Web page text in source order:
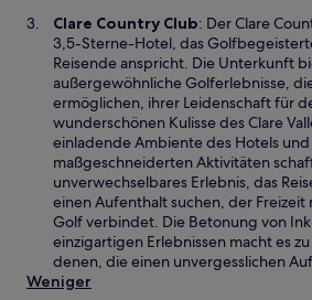
ö
f
f
n
e
t
e
n
F
e
n
s
t
e
r
g
e
ö
f
Clare Country ClubW
i
r
d
i
n
e
i
n
e
m
n
e
: Der Clare
3,5-Sterne-Hotel, das
Reisende anspricht. Die Unterkunft
außergewöhnliche Golferlebnisse,
ermöglichen, ihrer Leidenschaft für
wunderschönen Kulisse des Clare
einladende Ambiente des Hotels
maßgeschneiderten Aktivitäten
unverwechselbares Erlebnis, das
einen Aufenthalt suchen, der Freizeit
Golf verbindet. Die Betonung von
einzigartigen Erlebnissen macht es
denen, die einen unvergesslichen
Weniger